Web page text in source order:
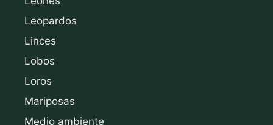
Leopardos
Linces
Lobos
Loros
Mariposas
Medio ambiente